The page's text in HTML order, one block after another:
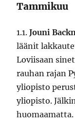
Tammikuu
1.1.Jouni
läänit
Loviisaan
rauhan rajan
yliopisto
yliopisto.
huomaamatta.